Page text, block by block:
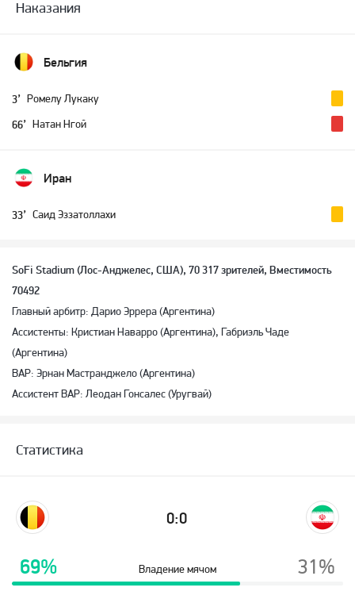
Наказания
Бельгия
3’ Ромелу Лукаку
66’ Натан Нгой
Иран
33’ Саид Эззатоллахи
SoFi Stadium (Лос-Анджелес, США), 70 317 зрителей, Вместимость
70492
Главный арбитр: Дарио Эррера (Аргентина)
Ассистенты: Кристиан Наварро (Аргентина), Габриэль Чаде
(Аргентина)
ВАР: Эрнан Мастранджело (Аргентина)
Ассистент ВАР: Леодан Гонсалес (Уругвай)
Статистика
0:0
69% Владение мячом
31%